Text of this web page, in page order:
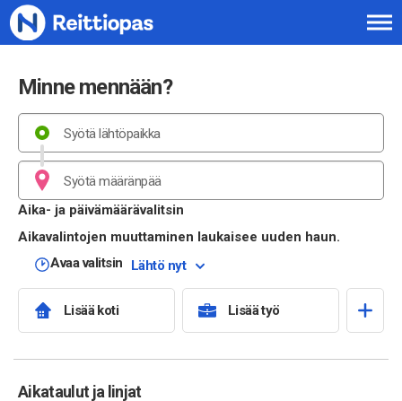
Siirry sisältöön
Minne mennään?
Aika- ja päivämäärävalitsin
Aikavalintojen muuttaminen laukaisee uuden haun.
Avaa valitsin
Lähtö nyt
Lisää koti Lisää työ
Aikataulut ja linjat